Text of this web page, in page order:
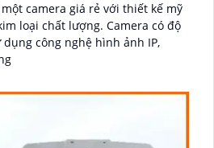
một camera giá rẻ với thiết kế mỹ
lượng. Camera có độ
công nghệ hình ảnh IP,